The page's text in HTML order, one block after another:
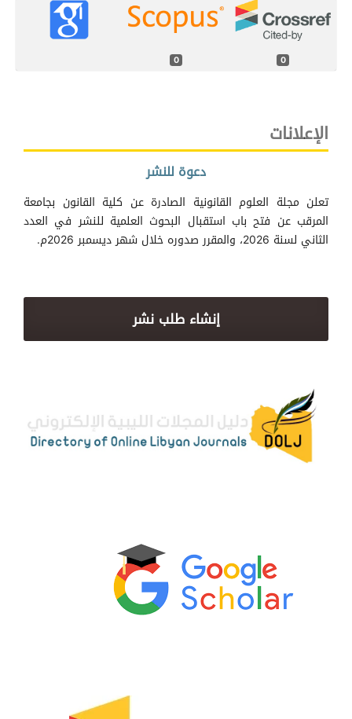
0
0
الإعلانات
دعوة للنشر
تعلن مجلة العلوم القانونية الصادرة عن كلية القانون بجامعة
المرقب عن فتح باب استقبال البحوث العلمية للنشر في العدد
الثاني لسنة 2026، والمقرر صدوره خلال شهر ديسمبر 2026م.
إنشاء طلب نشر